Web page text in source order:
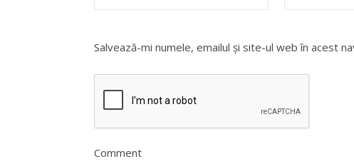
Salvează-mi numele, emailul și site-ul web în acest
Comment